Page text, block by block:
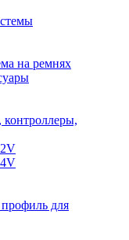
на ремнях
для